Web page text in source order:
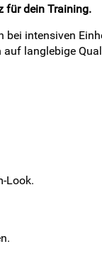
für dein Training.
intensiven
langlebige
Look.